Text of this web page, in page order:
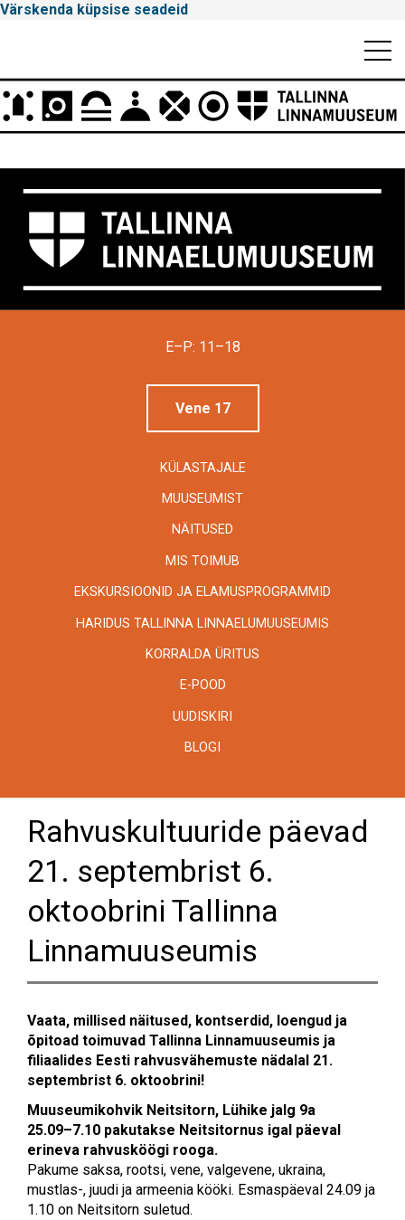
Värskenda küpsise seadeid
Peamenüü
E–P: 11–18
Vene 17
KÜLASTAJALE
MUUSEUMIST
NÄITUSED
MIS TOIMUB
EKSKURSIOONID JA ELAMUSPROGRAMMID
HARIDUS TALLINNA LINNAELUMUUSEUMIS
KORRALDA ÜRITUS
E-POOD
UUDISKIRI
BLOGI
Rahvuskultuuride päevad
21. septembrist 6.
oktoobrini Tallinna
Linnamuuseumis
Vaata, millised näitused, kontserdid, loengud ja
õpitoad toimuvad Tallinna Linnamuuseumis ja
filiaalides Eesti rahvusvähemuste nädalal 21.
septembrist 6. oktoobrini!
Muuseumikohvik Neitsitorn, Lühike jalg 9a
25.09–7.10 pakutakse Neitsitornus igal päeval
erineva rahvusköögi rooga.
Pakume saksa, rootsi, vene, valgevene, ukraina,
mustlas-, juudi ja armeenia kööki. Esmaspäeval 24.09 ja
1.10 on Neitsitorn suletud.